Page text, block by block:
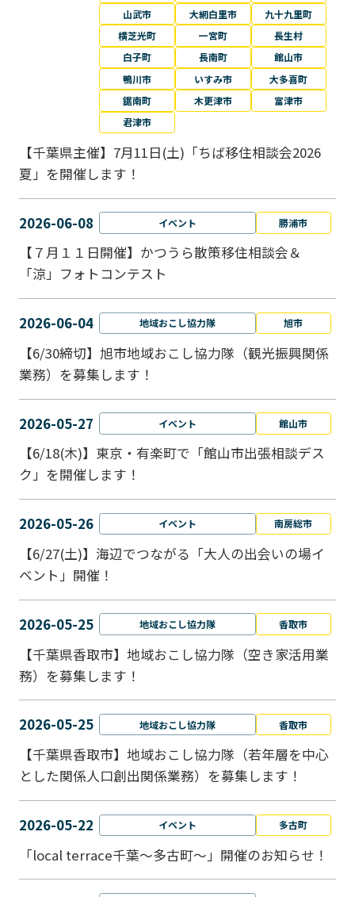
山武市
大網白里市
九十九里町
横芝光町
一宮町
長生村
白子町
長南町
館山市
鴨川市
いすみ市
大多喜町
鋸南町
木更津市
富津市
君津市
【千葉県主催】7月11日(土)「ちば移住相談会2026
夏」を開催します！
2026-06-08 イベント 勝浦市
【７月１１日開催】かつうら散策移住相談会＆
「涼」フォトコンテスト
2026-06-04 地域おこし協力隊 旭市
【6/30締切】旭市地域おこし協力隊（観光振興関係
業務）を募集します！
2026-05-27 イベント 館山市
【6/18(木)】東京・有楽町で「館山市出張相談デス
ク」を開催します！
2026-05-26 イベント 南房総市
【6/27(土)】海辺でつながる「大人の出会いの場イ
ベント」開催！
2026-05-25 地域おこし協力隊 香取市
【千葉県香取市】地域おこし協力隊（空き家活用業
務）を募集します！
2026-05-25 地域おこし協力隊 香取市
【千葉県香取市】地域おこし協力隊（若年層を中心
とした関係人口創出関係業務）を募集します！
2026-05-22 イベント 多古町
「local terrace千葉～多古町～」開催のお知らせ！